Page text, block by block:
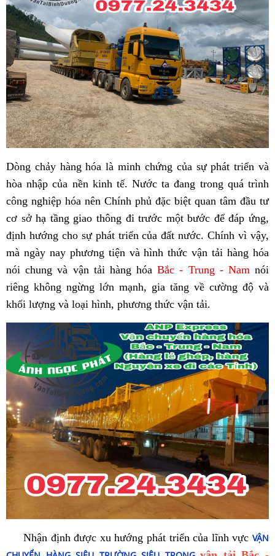
Dòng chảy hàng hóa là minh chứng của sự phát triển và
hòa nhập của nền kinh tế. Nước ta đang trong quá trình
công nghiệp hóa nên Chính phủ đặc biệt quan tâm đầu tư
cơ sở hạ tầng giao thông đi trước một bước để đáp ứng,
định hướng cho sự phát triển của đất nước. Chính vì vậy,
mà ngày nay phương tiện và hình thức vận tải hàng hóa
nói chung và vận tải hàng hóaBắc - Trung - Nam nói
riêng không ngừng lớn mạnh, gia tăng về cường độ và
khối lượng và loại hình, phương thức vận tải.
Nhận định được xu hướng phát triển của lĩnh vực VẬN